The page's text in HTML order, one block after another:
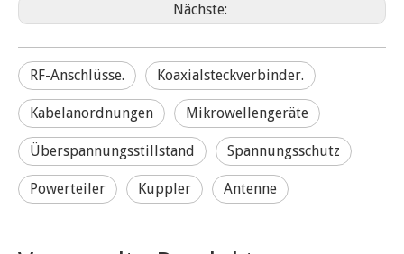
Nächste:
RF-Anschlüsse. Koaxialsteckverbinder.
Kabelanordnungen Mikrowellengeräte
Überspannungsstillstand Spannungsschutz
Powerteiler Kuppler Antenne